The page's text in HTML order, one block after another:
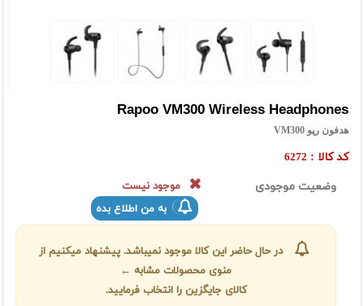
Rapoo VM300 Wireless Headphones
هدفون رپو VM300
کد کالا : 6272
وضعیت موجودی
موجود نیست
به من اطلاع بده
در حال حاضر این کالا موجود نمیباشد. پیشنهاد میکنیم از
منوی محصولات مشابه ←
کالای جایگزین را انتخاب فرمایید.